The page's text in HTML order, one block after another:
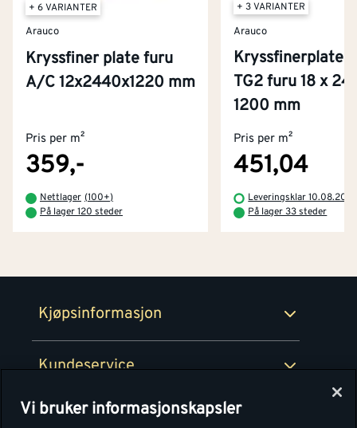
+ 6 VARIANTER
Arauco
Kryssfiner plate furu
A/C 12x2440x1220 mm
Pris per m²
359,-
Nettlager (100+)
På lager 120 steder
+ 3 VARIANTER
Arauco
Kryssfinerplate
TG2 furu 18 x
1200 mm
Pris per m²
451,04
Leveringsklar
På lager 33 steder
Kjøpsinformasjon
Kjøpsbetingelser
Retur- og angrerettsskjema
Kundeservice
Tjenester
Montér Klubb
Montér
Byggevarehus og åpningstider
Prismatch
Personvern
Vi bruker informasjonskapsler